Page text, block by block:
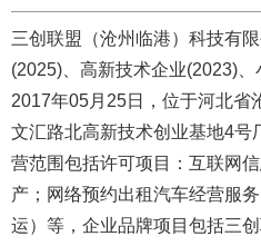
三创联盟（沧州临港）科技有
(2025)、高新技术企业(2023)
2017年05月25日，位于河北省
文汇路北高新技术创业基地4号
营范围包括许可项目：互联网
产；网络预约出租汽车经营服
运）等，企业品牌项目包括三创